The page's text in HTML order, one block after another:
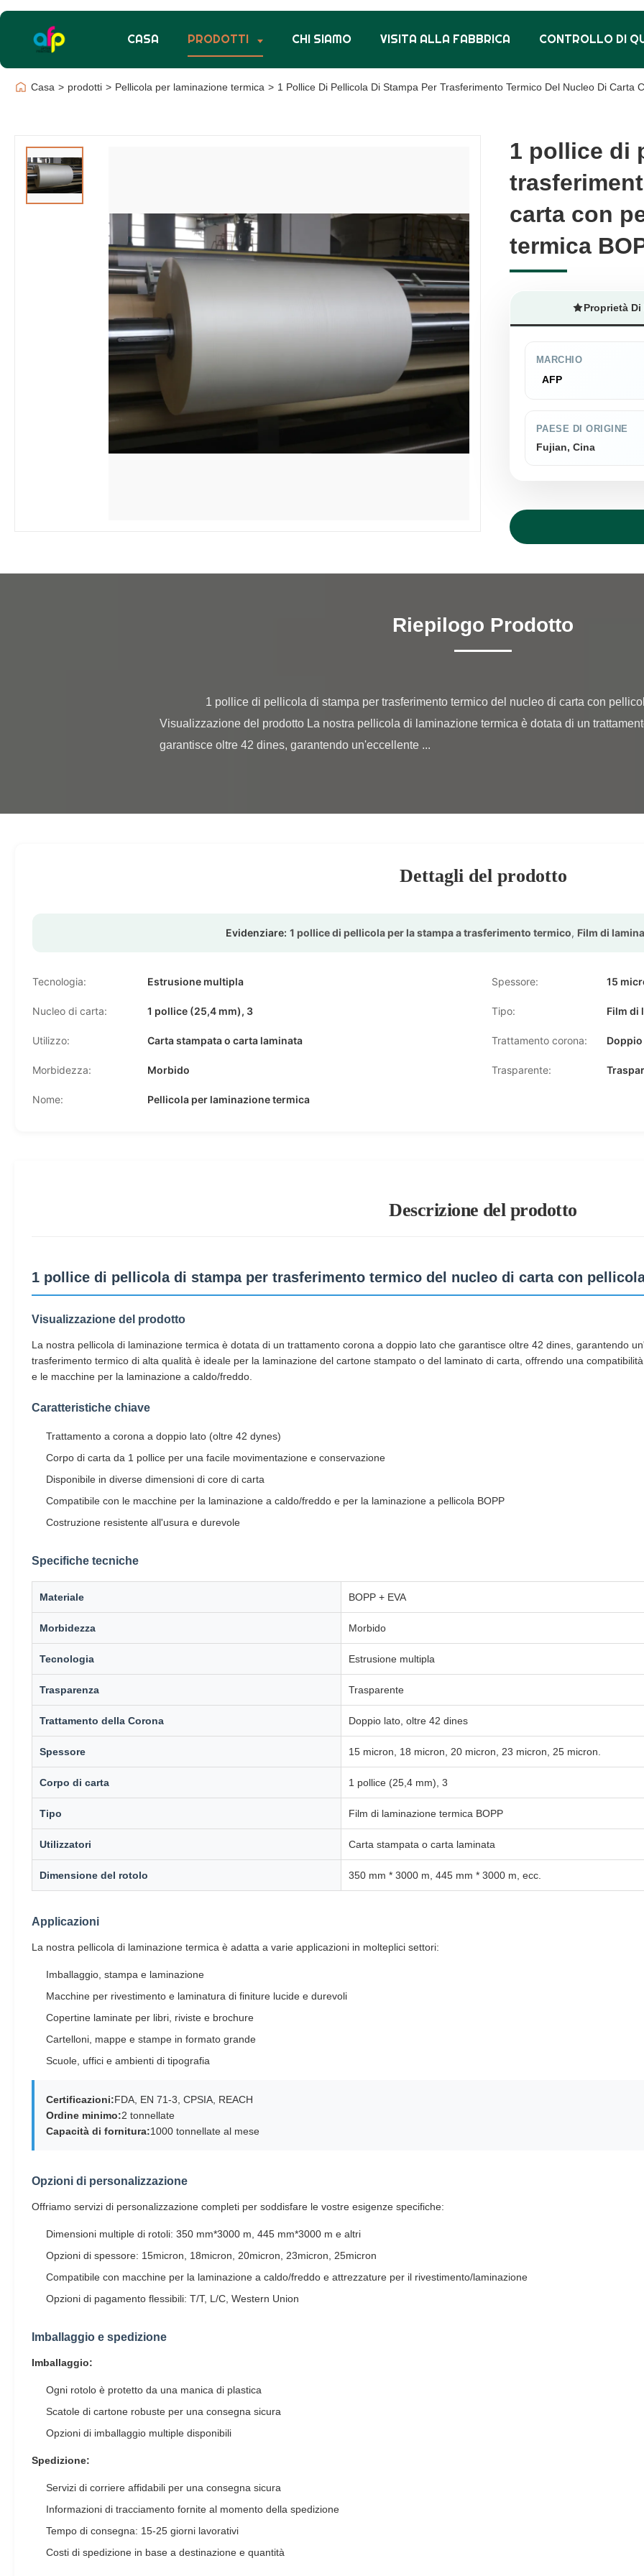
CASA PRODOTTI CHI SIAMO VISITA ALLA FABBRICA CONTROLLO DI
Casa > prodotti > Pellicola per laminazione termica > 1 Pollice Di Pellicola Di Stampa Per Trasferimento Termico Del Nucleo Di Carta
1 pollice di
carta con
termica
1 pollice di
carta con
termica
Proprietà Di
MARCHIO
AFP
PAESE DI ORIGINE
Fujian, Cina
Riepilogo Prodotto
Visualizzazione del prodotto La nostra pellicola di laminazione termica è dotata di un
garantisce oltre 42 dines, garantendo un'eccellente ...
Dettagli del prodotto
Evidenziare: 1 pollice di pellicola per la stampa a trasferimento termico, Film di
Tecnologia: Estrusione multipla Spessore: 15
Nucleo di carta: 1 pollice (25,4 mm), 3 Tipo: Film di
Utilizzo: Carta stampata o carta laminata Trattamento corona:
Morbidezza: Morbido Trasparente:
Nome: Pellicola per laminazione termica
Descrizione del prodotto
1 pollice di pellicola di stampa per trasferimento termico del nucleo di carta con
Visualizzazione del prodotto
La nostra pellicola di laminazione termica è dotata di un trattamento corona a doppio lato che garantisce oltre 42 dines, garantendo
trasferimento termico di alta qualità è ideale per la laminazione del cartone stampato o del laminato di carta, offrendo una
e le macchine per la laminazione a caldo/freddo.
Caratteristiche chiave
Trattamento a corona a doppio lato (oltre 42 dynes)
Corpo di carta da 1 pollice per una facile movimentazione e conservazione
Disponibile in diverse dimensioni di core di carta
Compatibile con le macchine per la laminazione a caldo/freddo e per la laminazione a pellicola BOPP
Costruzione resistente all'usura e durevole
Specifiche tecniche
Materiale BOPP + EVA
Morbidezza Morbido
Tecnologia Estrusione multipla
Trasparenza Trasparente
Trattamento della Corona Doppio lato, oltre 42 dines
Spessore 15 micron, 18 micron, 20 micron, 23 micron, 25 micron.
Corpo di carta 1 pollice (25,4 mm), 3
Tipo Film di laminazione termica BOPP
Utilizzatori Carta stampata o carta laminata
Dimensione del rotolo 350 mm * 3000 m, 445 mm * 3000 m, ecc.
Applicazioni
La nostra pellicola di laminazione termica è adatta a varie applicazioni in molteplici settori:
Imballaggio, stampa e laminazione
Macchine per rivestimento e laminatura di finiture lucide e durevoli
Copertine laminate per libri, riviste e brochure
Cartelloni, mappe e stampe in formato grande
Scuole, uffici e ambienti di tipografia
Certificazioni:FDA, EN 71-3, CPSIA, REACH
Ordine minimo:2 tonnellate
Capacità di fornitura:1000 tonnellate al mese
Opzioni di personalizzazione
Offriamo servizi di personalizzazione completi per soddisfare le vostre esigenze specifiche:
Dimensioni multiple di rotoli: 350 mm*3000 m, 445 mm*3000 m e altri
Opzioni di spessore: 15micron, 18micron, 20micron, 23micron, 25micron
Compatibile con macchine per la laminazione a caldo/freddo e attrezzature per il rivestimento/laminazione
Opzioni di pagamento flessibili: T/T, L/C, Western Union
Imballaggio e spedizione
Imballaggio:
Ogni rotolo è protetto da una manica di plastica
Scatole di cartone robuste per una consegna sicura
Opzioni di imballaggio multiple disponibili
Spedizione:
Servizi di corriere affidabili per una consegna sicura
Informazioni di tracciamento fornite al momento della spedizione
Tempo di consegna: 15-25 giorni lavorativi
Costi di spedizione in base a destinazione e quantità